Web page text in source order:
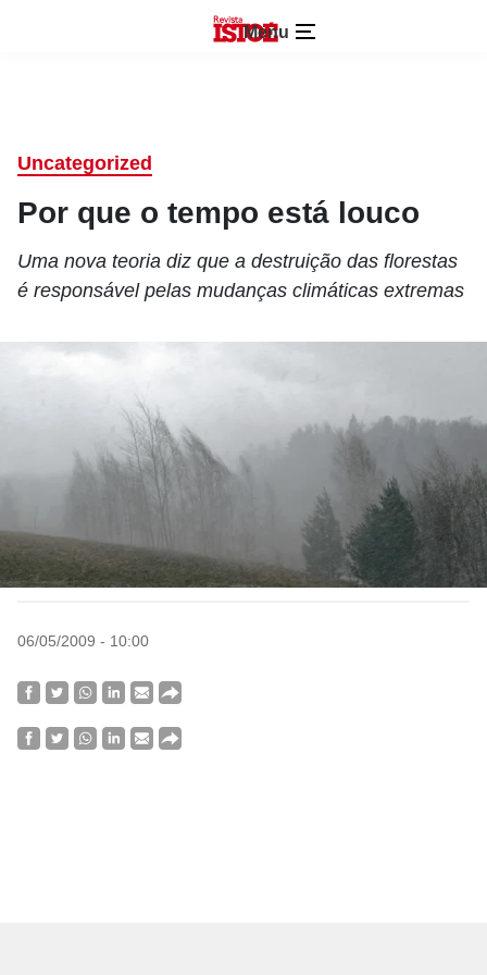
Menu
Uncategorized
Por que o tempo está louco
Uma nova teoria diz que a destruição das florestas
é responsável pelas mudanças climáticas extremas
06/05/2009 - 10:00